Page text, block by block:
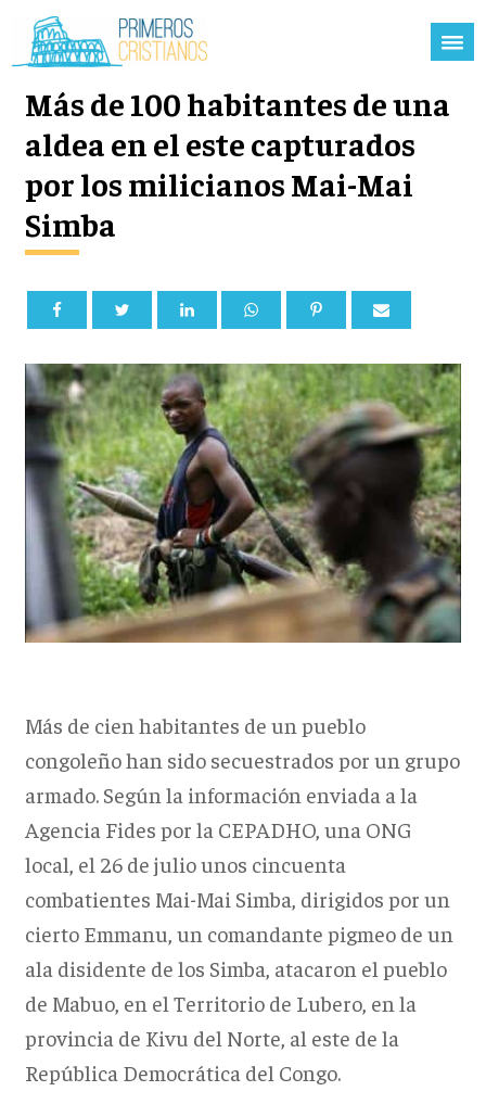
Más de 100 habitantes de una
aldea en el este capturados
por los milicianos Mai-Mai
Simba
Más de cien habitantes de un pueblo
congoleño han sido secuestrados por un grupo
armado. Según la información enviada a la
Agencia Fides por la CEPADHO, una ONG
local, el 26 de julio unos cincuenta
combatientes Mai-Mai Simba, dirigidos por un
cierto Emmanu, un comandante pigmeo de un
ala disidente de los Simba, atacaron el pueblo
de Mabuo, en el Territorio de Lubero, en la
provincia de Kivu del Norte, al este de la
República Democrática del Congo.